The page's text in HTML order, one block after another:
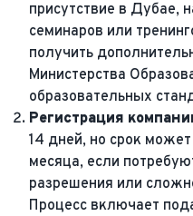
присутствие в Дубае,
семинаров или
получить
Министерства
образовательных
Регистрация
14 дней, но срок
месяца, если
разрешения или
Процесс включает